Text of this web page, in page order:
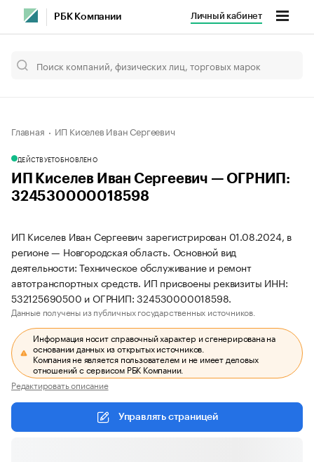
РБК Компании Личный кабинет
Главная ИП Киселев Иван Сергеевич
ДЕЙСТВУЕТОБНОВЛЕНО
ИП Киселев Иван Сергеевич — ОГРНИП:
324530000018598
ИП Киселев Иван Сергеевич зарегистрирован 01.08.2024, в
регионе — Новгородская область. Основной вид
деятельности: Техническое обслуживание и ремонт
автотранспортных средств. ИП присвоены реквизиты ИНН:
532125690500 и ОГРНИП: 324530000018598.
Данные получены из публичных государственных источников.
Информация носит справочный характер и сгенерирована на
основании данных из открытых источников.
Компания не является пользователем и не имеет деловых
отношений с сервисом РБК Компании.
Редактировать описание
Управлять страницей